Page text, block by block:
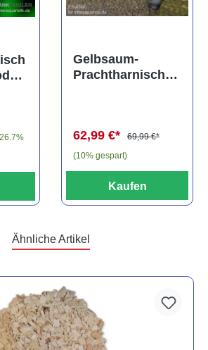
Bewertung von 5 von 5 Sternen
Gelbsaum-
Prachtharnischw
62,99 €*
69,99 €*
(10% gespart)
Kaufen
Ähnliche Artikel